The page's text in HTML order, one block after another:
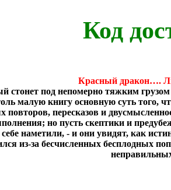
Код
Красный дракон….
стонет под непомерно тяжким
малую книгу основную суть того,
повторов, пересказов и
но пусть скептики и
наметили, - и они увидят, как
из-за бесчисленных бесплодных